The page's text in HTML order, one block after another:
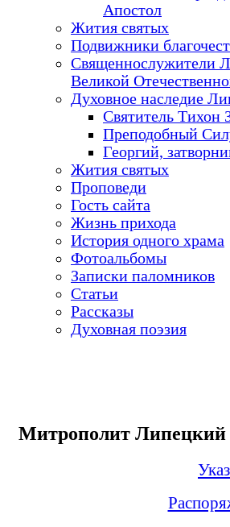
Апостол
Жития святых
Подвижники
Священнослужители
Великой
Духовное наследие
Святитель Тихон
Преподобный
Георгий,
Жития святых
Проповеди
Гость сайта
Жизнь прихода
История одного храма
Фотоальбомы
Записки паломников
Статьи
Рассказы
Духовная поэзия
Митрополит Липецкий